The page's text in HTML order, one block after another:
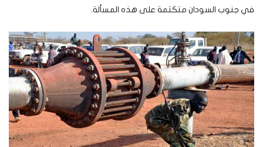
في جنوب السودان متكتمة على هذه المسألة.